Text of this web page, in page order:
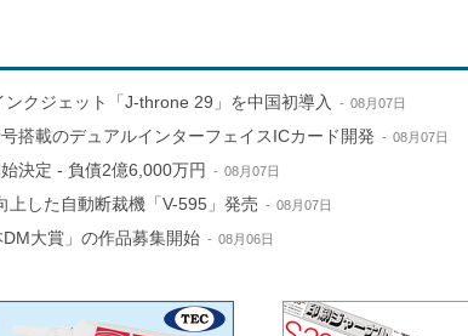
クジェット「J-throne 29」を中国初導入 08月07日
搭載のデュアルインターフェイスICカード開発 08月07日
決定 - 負債2億6,000万円 08月07日
上した自動断裁機「V-595」発売 08月07日
大賞」の作品募集開始 08月06日